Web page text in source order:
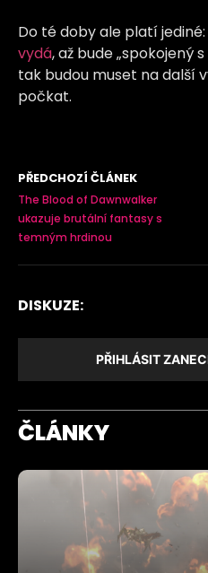
Do té doby ale platí
vydá, až bude „spokojený
tak budou muset na další
počkat.
PŘEDCHOZÍ ČLÁNEK
The Blood of Dawnwalker
ukazuje brutální fantasy s
temným hrdinou
DISKUZE:
PŘIHLÁSIT
ČLÁNKY